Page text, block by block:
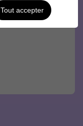
Tout accepter